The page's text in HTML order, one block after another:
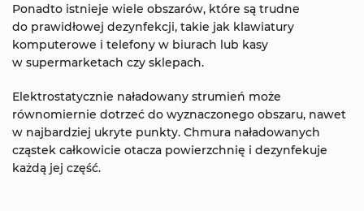
Ponadto istnieje wiele obszarów, które są trudne
do prawidłowej dezynfekcji, takie jak klawiatury
komputerowe i telefony w biurach lub kasy
w supermarketach czy sklepach.
Elektrostatycznie naładowany strumień może
równomiernie dotrzeć do wyznaczonego obszaru, nawet
w najbardziej ukryte punkty. Chmura naładowanych
cząstek całkowicie otacza powierzchnię i dezynfekuje
każdą jej część.